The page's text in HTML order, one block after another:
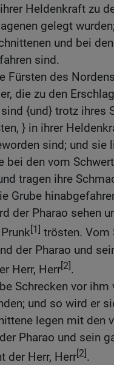
Heldenkraft zu
gelegt
und bei
sind.
Fürsten des
die zu den
{und} trotz ihres
} in ihrer
sind; und sie
bei den vom Schwert
tragen ihre
Grube
der Pharao sehen
[1] trösten. Vom
der Pharao und
Herr, Herr[2].
Schrecken vor
und so wird er
legen mit den
Pharao und sein
der Herr, Herr[2].